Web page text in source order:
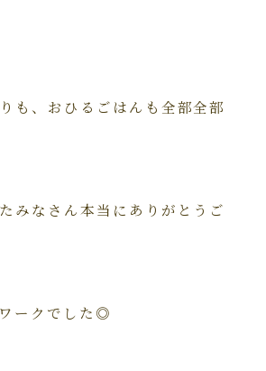
も、おひるごはんも全部全部
みなさん本当にありがとうご
ークでした◎